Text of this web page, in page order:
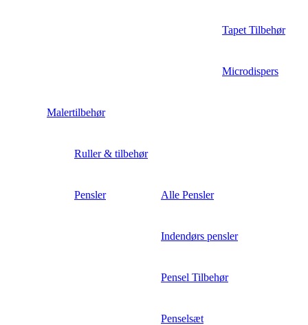
Tapet Tilbehør
Microdispers
Malertilbehør
Ruller & tilbehør
Pensler Alle Pensler
Indendørs pensler
Pensel Tilbehør
Penselsæt